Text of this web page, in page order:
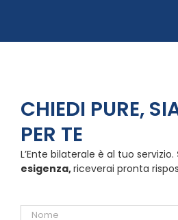
CHIEDI PURE,
PER TE
L’Ente bilaterale è al tuo servizio.
esigenza,riceverai pronta